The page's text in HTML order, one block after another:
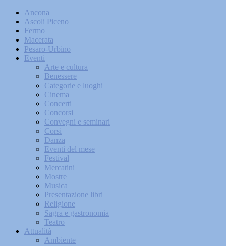
Ancona
Ascoli Piceno
Fermo
Macerata
Pesaro-Urbino
Eventi
Arte e cultura
Benessere
Categorie e luoghi
Cinema
Concerti
Concorsi
Convegni e seminari
Corsi
Danza
Eventi del mese
Festival
Mercatini
Mostre
Musica
Presentazione libri
Religione
Sagra e gastronomia
Teatro
Attualità
Ambiente